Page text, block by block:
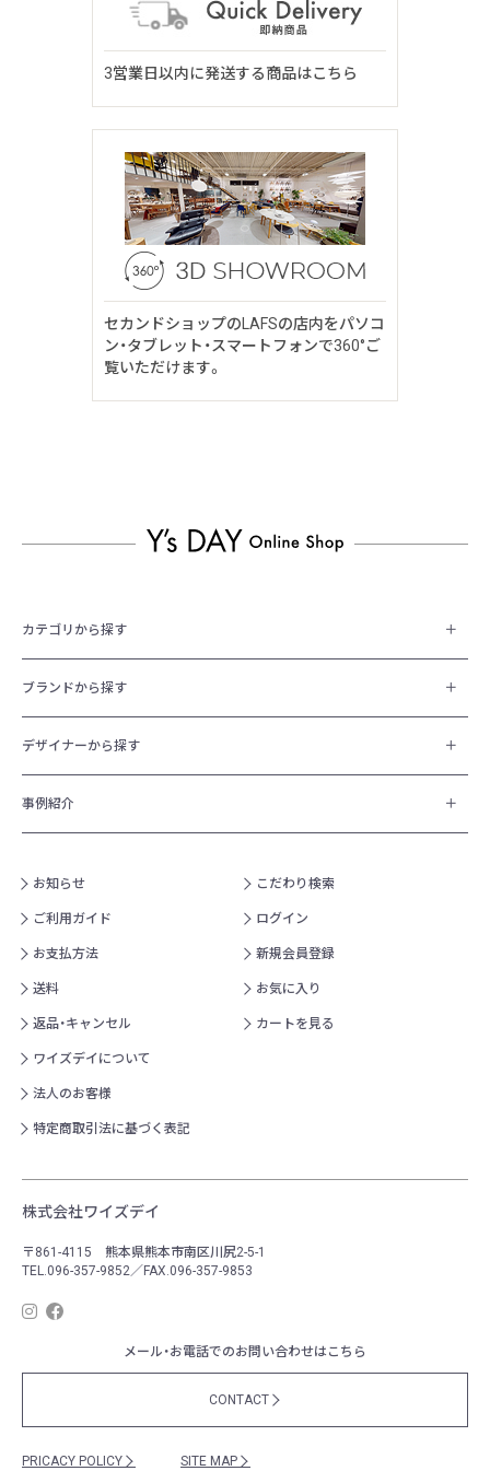
3営業日以内に発送する商品はこちら
セカンドショップのLAFSの店内をパソコ
ン・タブレット・スマートフォンで360°ご
覧いただけます。
カテゴリから探す
ブランドから探す
デザイナーから探す
事例紹介
お知らせ
ご利用ガイド
お支払方法
送料
返品・キャンセル
ワイズデイについて
法人のお客様
特定商取引法に基づく表記
こだわり検索
ログイン
新規会員登録
お気に入り
カートを見る
株式会社ワイズデイ
〒861-4115 熊本県熊本市南区川尻2-5-1
TEL.096-357-9852／FAX.096-357-9853
メール・お電話でのお問い合わせはこちら
CONTACT
PRICACY POLICY SITE MAP